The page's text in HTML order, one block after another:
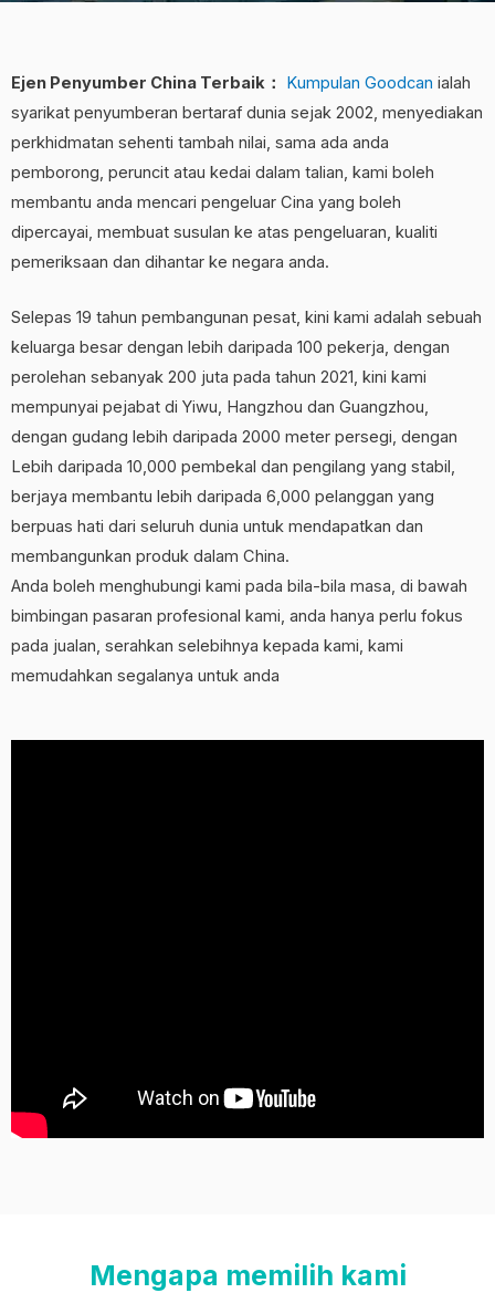
Ejen Penyumber China Terbaik： Kumpulan Goodcan ialah
syarikat penyumberan bertaraf dunia sejak 2002, menyediakan
perkhidmatan sehenti tambah nilai, sama ada anda
pemborong, peruncit atau kedai dalam talian, kami boleh
membantu anda mencari pengeluar Cina yang boleh
dipercayai, membuat susulan ke atas pengeluaran, kualiti
pemeriksaan dan dihantar ke negara anda.
Selepas 19 tahun pembangunan pesat, kini kami adalah sebuah
keluarga besar dengan lebih daripada 100 pekerja, dengan
perolehan sebanyak 200 juta pada tahun 2021, kini kami
mempunyai pejabat di Yiwu, Hangzhou dan Guangzhou,
dengan gudang lebih daripada 2000 meter persegi, dengan
Lebih daripada 10,000 pembekal dan pengilang yang stabil,
berjaya membantu lebih daripada 6,000 pelanggan yang
berpuas hati dari seluruh dunia untuk mendapatkan dan
membangunkan produk dalam China.
Anda boleh menghubungi kami pada bila-bila masa, di bawah
bimbingan pasaran profesional kami, anda hanya perlu fokus
pada jualan, serahkan selebihnya kepada kami, kami
memudahkan segalanya untuk anda
Mengapa memilih kami